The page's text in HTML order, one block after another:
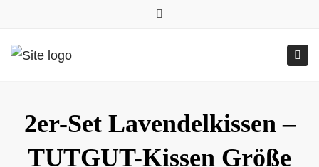
0157.77545786
Submit
2er-Set Lavendelkissen –
TUTGUT-Kissen Größe